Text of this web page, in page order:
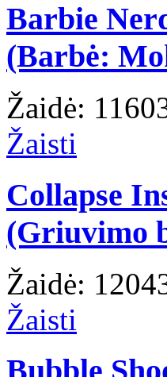
Barbie
(Barbė:
Žaidė:
Žaisti
Collapse
(Griuvimo
Žaidė:
Žaisti